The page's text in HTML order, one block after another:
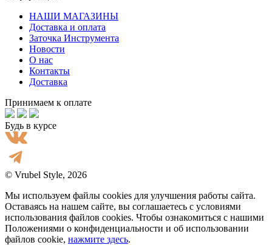
НАШИ МАГАЗИНЫ
Доставка и оплата
Заточка Инструмента
Новости
О нас
Контакты
Доставка
Принимаем к оплате
Будь в курсе
© Vrubel Style, 2026
Мы используем файлы cookies для улучшения работы сайта.
Оставаясь на нашем сайте, вы соглашаетесь с условиями
использования файлов cookies. Чтобы ознакомиться с нашими
Положениями о конфиденциальности и об использовании
файлов cookie, нажмите здесь.